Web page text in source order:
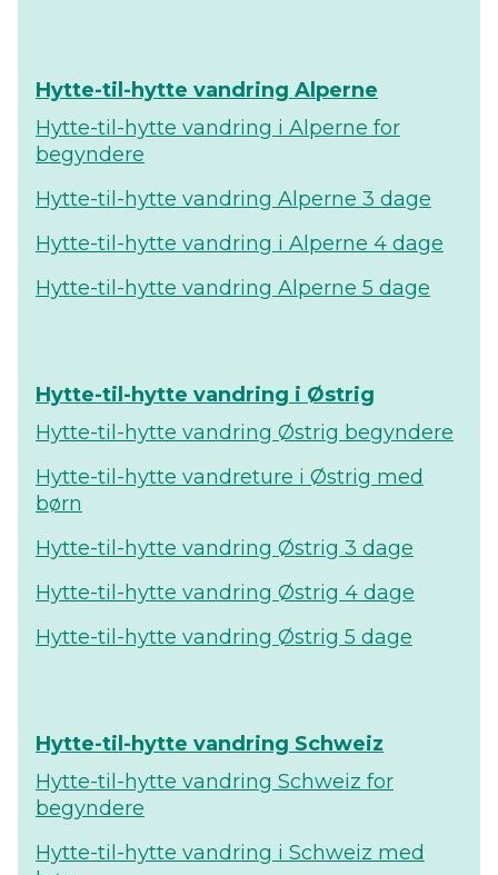
Hytte-til-hytte vandring Alperne
Hytte-til-hytte vandring i Alperne for
begyndere
Hytte-til-hytte vandring Alperne 3 dage
Hytte-til-hytte vandring i Alperne 4 dage
Hytte-til-hytte vandring Alperne 5 dage
Hytte-til-hytte vandring i Østrig
Hytte-til-hytte vandring Østrig begyndere
Hytte-til-hytte vandreture i Østrig med
børn
Hytte-til-hytte vandring Østrig 3 dage
Hytte-til-hytte vandring Østrig 4 dage
Hytte-til-hytte vandring Østrig 5 dage
Hytte-til-hytte vandring Schweiz
Hytte-til-hytte vandring Schweiz for
begyndere
Hytte-til-hytte vandring i Schweiz med